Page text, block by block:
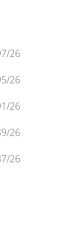
26
26
26
26
26